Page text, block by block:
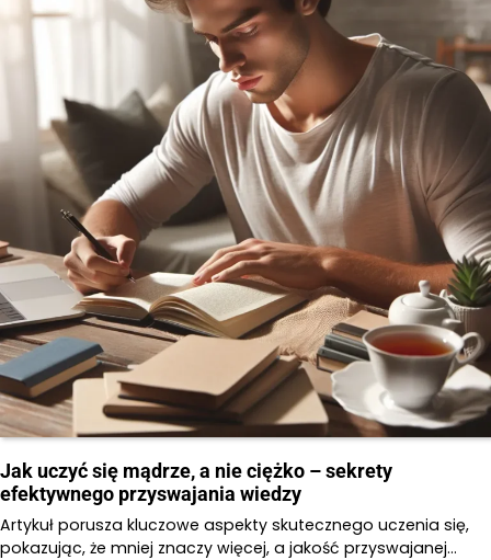
Jak uczyć się mądrze, a nie ciężko – sekrety
efektywnego przyswajania wiedzy
Artykuł porusza kluczowe aspekty skutecznego uczenia się,
pokazując, że mniej znaczy więcej, a jakość przyswajanej…